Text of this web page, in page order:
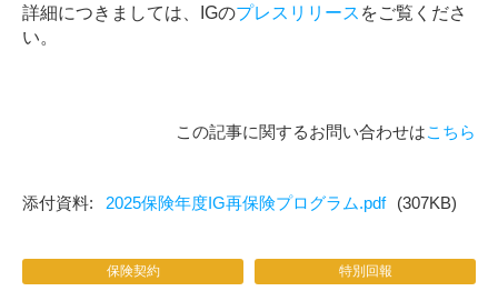
詳細につきましては、IGのプレスリリース をご覧くださ
い。
この記事に関するお問い合わせはこちら
2025保険年度IG再保険プログラム.pdf (307KB)
保険契約 特別回報